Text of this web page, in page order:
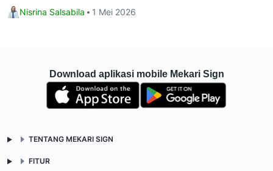
Nisrina Salsabila 1 Mei 2026
Download aplikasi mobile Mekari Sign
TENTANG MEKARI SIGN
FITUR